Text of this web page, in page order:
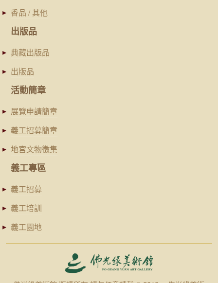
香品 / 其他
出版品
典藏出版品
出版品
活動簡章
展覽申請簡章
義工招募簡章
地宮文物徵集
義工專區
義工招募
義工培訓
義工園地